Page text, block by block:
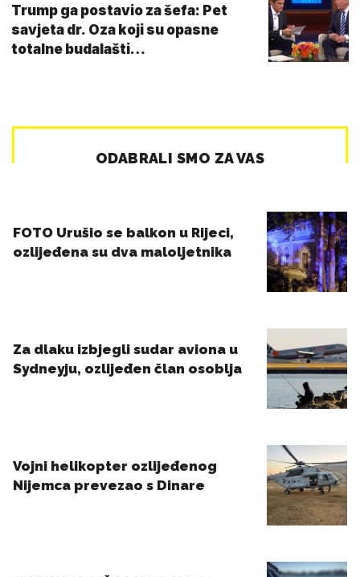
Trump ga postavio za šefa: Pet
savjeta dr. Oza koji su opasne
totalne budalašti…